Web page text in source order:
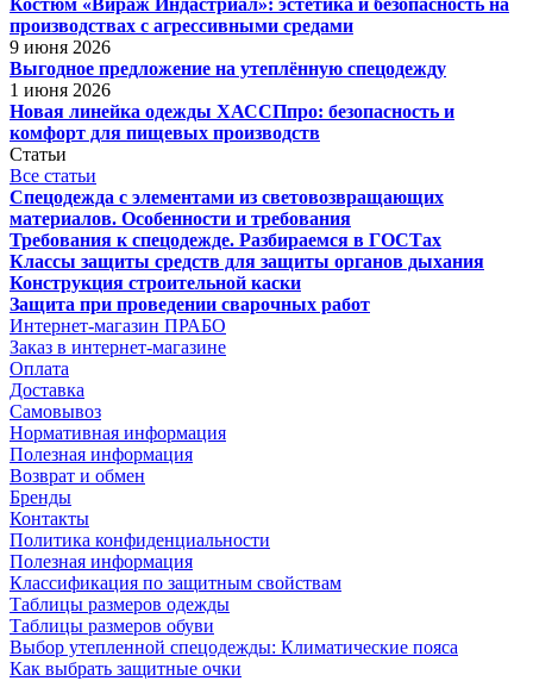
Костюм «Вираж Индастриал»: эстетика и безопасность на
производствах с агрессивными средами
9 июня 2026
Выгодное предложение на утеплённую спецодежду
1 июня 2026
Новая линейка одежды ХАССПпро: безопасность и
комфорт для пищевых производств
Статьи
Все статьи
Спецодежда с элементами из световозвращающих
материалов. Особенности и требования
Требования к спецодежде. Разбираемся в ГОСТах
Классы защиты средств для защиты органов дыхания
Конструкция строительной каски
Защита при проведении сварочных работ
Интернет-магазин ПРАБО
Заказ в интернет-магазине
Оплата
Доставка
Самовывоз
Нормативная информация
Полезная информация
Возврат и обмен
Бренды
Контакты
Политика конфиденциальности
Полезная информация
Классификация по защитным свойствам
Таблицы размеров одежды
Таблицы размеров обуви
Выбор утепленной спецодежды: Климатические пояса
Как выбрать защитные очки